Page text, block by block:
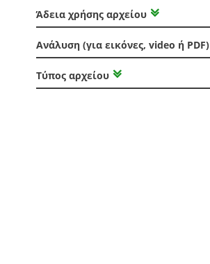
Άδεια χρήσης αρχείου
Ανάλυση (για εικόνες, video ή PDF)
Τύπος αρχείου